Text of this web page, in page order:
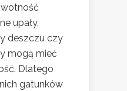
upały,
deszczu czy
mogą mieć
Dlatego
gatunków